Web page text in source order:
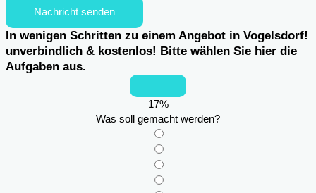
Nachricht senden
In wenigen Schritten zu einem Angebot in Vogelsdorf!
unverbindlich & kostenlos! Bitte wählen Sie hier die
Aufgaben aus.
17%
Was soll gemacht werden?